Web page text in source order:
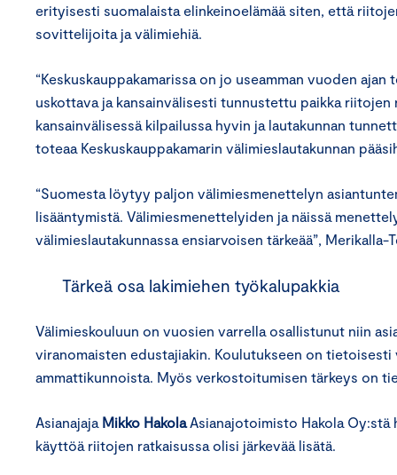
erityisesti suomalaista elinkeinoelämää siten, että
sovittelijoita ja välimiehiä.
“Keskuskauppakamarissa on jo useamman vuoden
uskottava ja kansainvälisesti tunnustettu paikka
kansainvälisessä kilpailussa hyvin ja lautakunnan
toteaa Keskuskauppakamarin välimieslautakunnan
“Suomesta löytyy paljon välimiesmenettelyn
lisääntymistä. Välimiesmenettelyiden ja näissä
välimieslautakunnassa ensiarvoisen tärkeää”, Merikalla-
Tärkeä osa lakimiehen työkalupakkia
Välimieskouluun on vuosien varrella osallistunut niin
viranomaisten edustajiakin. Koulutukseen on
ammattikunnoista. Myös verkostoitumisen tärkeys on
Asianajaja Mikko HakolaAsianajotoimisto Hakola Oy:stä
käyttöä riitojen ratkaisussa olisi järkevää lisätä.